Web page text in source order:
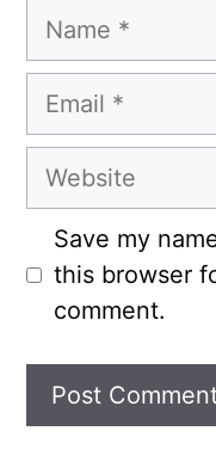
Name
Email
Website
Save my
this browser
comment.